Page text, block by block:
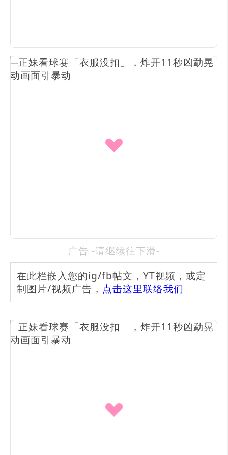
广告 -请继续往下滑-
在此栏嵌入您的ig/fb帖文，YT视频，或定
制图片/视频广告， 点击这里联络我们